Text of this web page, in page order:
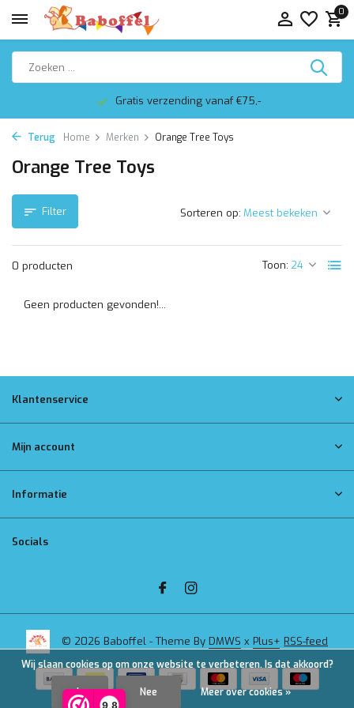
9,8
0
Gratis verzending vanaf €75,-
Terug Home Merken Orange Tree Toys
Orange Tree Toys
Filter
0 producten Toon:
Sorteren op:
Geen producten gevonden!...
Klantenservice
Mijn account
Informatie
Socials
© 2026 Baboffel - Theme By DMWS x Plus+ RSS-feed
Wij slaan cookies op om onze website te verbeteren. Is dat akkoord?
Ja Nee Meer over cookies »